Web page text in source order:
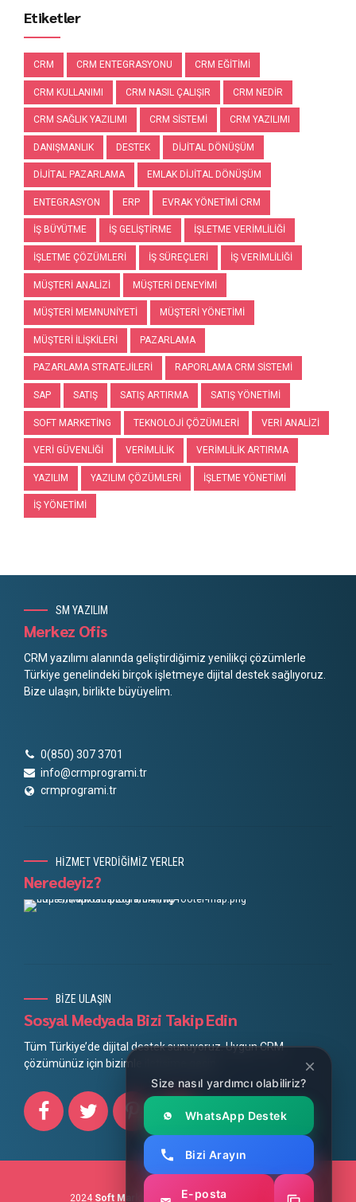
Etiketler
CRM CRM ENTEGRASYONU CRM EĞITIMI
CRM KULLANIMI CRM NASIL ÇALIŞIR CRM NEDIR
CRM SAĞLIK YAZILIMI CRM SISTEMI CRM YAZILIMI
DANIŞMANLIK DESTEK DIJITAL DÖNÜŞÜM
DIJITAL PAZARLAMA EMLAK DIJITAL DÖNÜŞÜM
ENTEGRASYON ERP EVRAK YÖNETIMI CRM
IŞ BÜYÜTME IŞ GELIŞTIRME IŞLETME VERIMLILIĞI
IŞLETME ÇÖZÜMLERI IŞ SÜREÇLERI IŞ VERIMLILIĞI
MÜŞTERI ANALIZI MÜŞTERI DENEYIMI
MÜŞTERI MEMNUNIYETI MÜŞTERI YÖNETIMI
MÜŞTERI İLIŞKILERI PAZARLAMA
PAZARLAMA STRATEJILERI RAPORLAMA CRM SISTEMI
SAP SATIŞ SATIŞ ARTIRMA SATIŞ YÖNETIMI
SOFT MARKETING TEKNOLOJI ÇÖZÜMLERI VERI ANALIZI
VERI GÜVENLIĞI VERIMLILIK VERIMLILIK ARTIRMA
YAZILIM YAZILIM ÇÖZÜMLERI İŞLETME YÖNETIMI
İŞ YÖNETIMI
SM YAZILIM
Merkez Ofis
CRM yazılımı alanında geliştirdiğimiz yenilikçi çözümlerle
Türkiye genelindeki birçok işletmeye dijital destek sağlıyoruz.
Bize ulaşın, birlikte büyüyelim.
0(850) 307 3701
info@crmprogrami.tr
crmprogrami.tr
HİZMET VERDİĞİMİZ YERLER
Neredeyiz?
BİZE ULAŞIN
Sosyal Medyada Bizi Takip Edin
Tüm Türkiye’de dijital destek sunuyoruz. Uygun CRM
çözümünüz için bizimle iletişime geçin.
2024 Soft Marketing Mobil Uygulama Geliştirme
Size nasıl yardımcı olabiliriz?
WhatsApp Destek
Bizi Arayın
E-posta